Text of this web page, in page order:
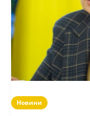
Новини